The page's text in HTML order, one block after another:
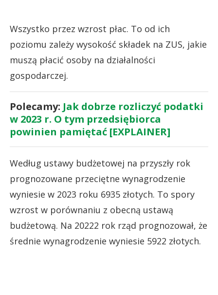
Wszystko przez wzrost płac. To od ich
poziomu zależy wysokość składek na ZUS, jakie
muszą płacić osoby na działalności
gospodarczej.
Polecamy: Jak dobrze rozliczyć podatki
w 2023 r. O tym przedsiębiorca
powinien pamiętać [EXPLAINER]
Według ustawy budżetowej na przyszły rok
prognozowane przeciętne wynagrodzenie
wyniesie w 2023 roku 6935 złotych. To spory
wzrost w porównaniu z obecną ustawą
budżetową. Na 20222 rok rząd prognozował, że
średnie wynagrodzenie wyniesie 5922 złotych.